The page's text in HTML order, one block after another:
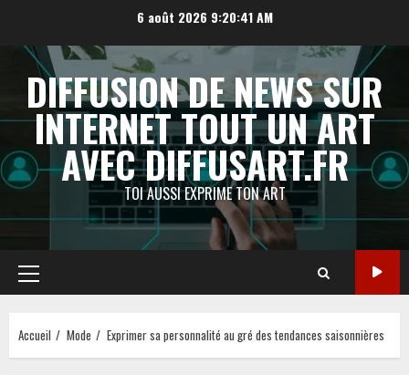
contenu
6 août 2026 9:20:42 AM
DIFFUSION DE NEWS SUR
INTERNET TOUT UN ART
AVEC DIFFUSART.FR
TOI AUSSI EXPRIME TON ART
Menu
principal
Accueil Mode Exprimer sa personnalité au gré des tendances saisonnières